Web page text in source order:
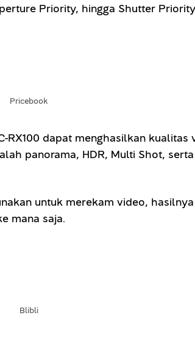
Priority, hingga Shutter
Pricebook
dapat menghasilkan
panorama, HDR, Multi Shot,
untuk merekam video,
mana saja.
Blibli